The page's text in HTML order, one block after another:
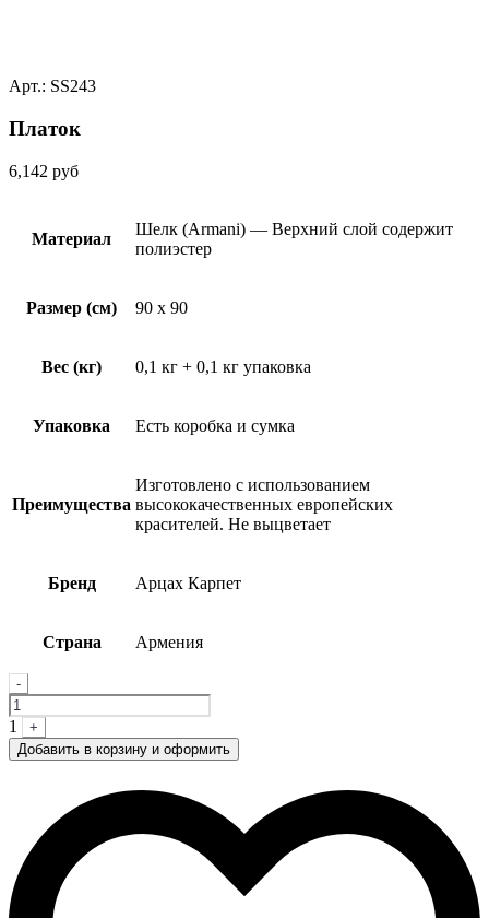
Арт.: SS243
Платок
6,142 руб
Материал
Шелк (Armani) — Верхний слой содержит
полиэстер
Размер (см) 90 x 90
Вес (кг) 0,1 кг + 0,1 кг упаковка
Упаковка Есть коробка и сумка
Преимущества
Изготовлено с использованием
высококачественных европейских
красителей. Не выцветает
Бренд Арцах Карпет
Страна Армения
Quantity
-
1
+
Добавить в корзину и оформить